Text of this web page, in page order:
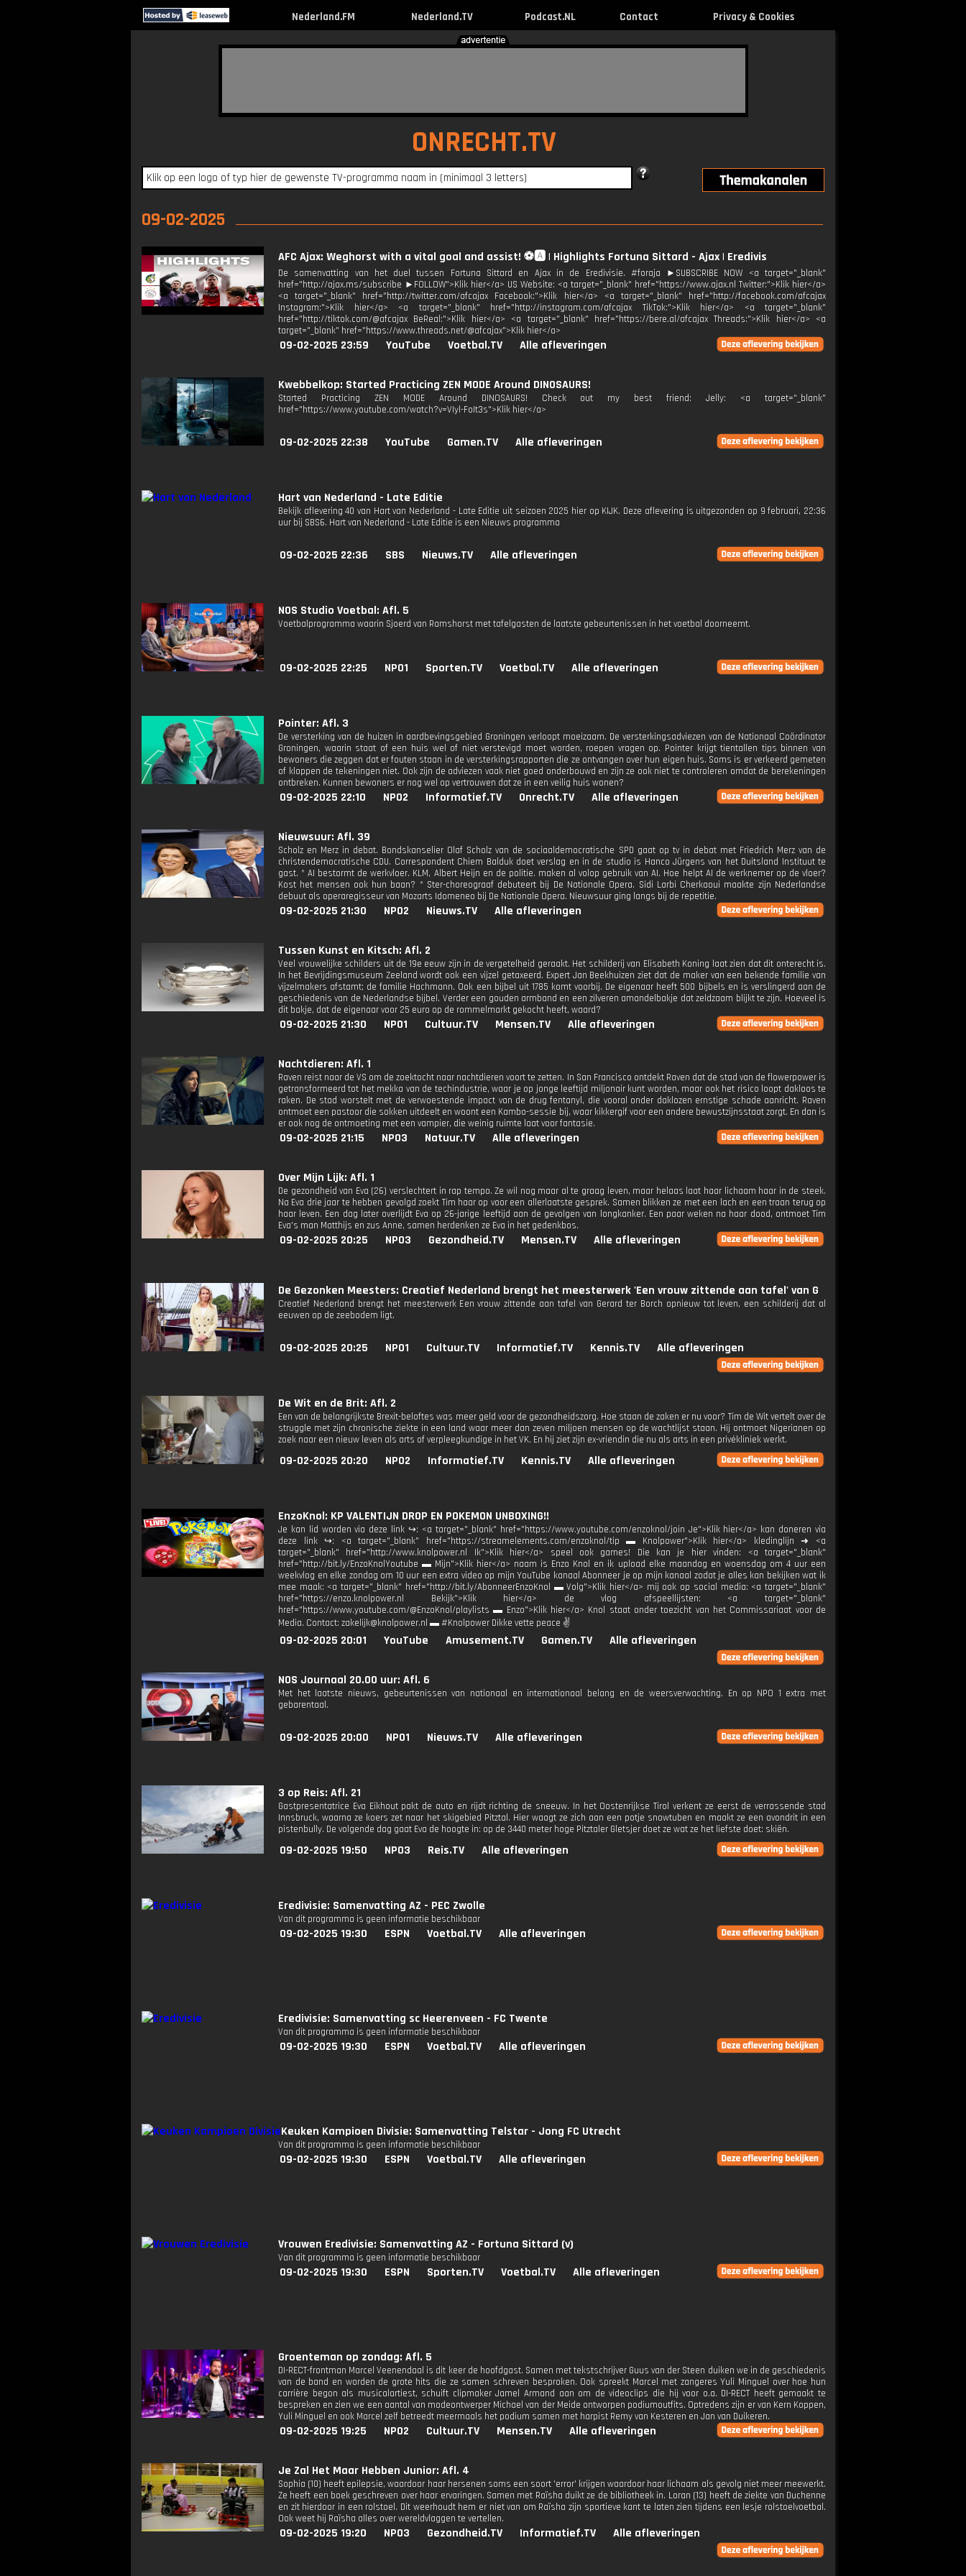
Nederland.FM Nederland.TV Podcast.NL Contact Privacy & Cookies
ONRECHT.TV
09-02-2025
AFC Ajax: Weghorst with a vital goal and assist! ⚽️🅰️ | Highlights Fortuna Sittard - Ajax | Eredivis
De samenvatting van het duel tussen Fortuna Sittard en Ajax in de Eredivisie. #foraja ►SUBSCRIBE NOW <a target="_blank"
href="http://ajax.ms/subscribe ►FOLLOW">Klik hier</a> US Website: <a target="_blank" href="https://www.ajax.nl Twitter:">Klik hier</a>
<a target="_blank" href="http://twitter.com/afcajax Facebook:">Klik hier</a> <a target="_blank" href="http://facebook.com/afcajax
Instagram:">Klik hier</a> <a target="_blank" href="http://instagram.com/afcajax TikTok:">Klik hier</a> <a target="_blank"
href="http://tiktok.com/@afcajax BeReal:">Klik hier</a> <a target="_blank" href="https://bere.al/afcajax Threads:">Klik hier</a> <a
target="_blank" href="https://www.threads.net/@afcajax">Klik hier</a>
09-02-2025 23:59 YouTube Voetbal.TV Alle afleveringen
Kwebbelkop: Started Practicing ZEN MODE Around DINOSAURS!
Started Practicing ZEN MODE Around DINOSAURS! Check out my best friend: Jelly: <a target="_blank"
href="https://www.youtube.com/watch?v=VIyl-FoIt3s">Klik hier</a>
09-02-2025 22:38 YouTube Gamen.TV Alle afleveringen
Hart van Nederland - Late Editie
Bekijk aflevering 40 van Hart van Nederland - Late Editie uit seizoen 2025 hier op KIJK. Deze aflevering is uitgezonden op 9 februari, 22:36
uur bij SBS6. Hart van Nederland - Late Editie is een Nieuws programma
09-02-2025 22:36 SBS Nieuws.TV Alle afleveringen
NOS Studio Voetbal: Afl. 5
Voetbalprogramma waarin Sjoerd van Ramshorst met tafelgasten de laatste gebeurtenissen in het voetbal doorneemt.
09-02-2025 22:25 NPO1 Sporten.TV Voetbal.TV Alle afleveringen
Pointer: Afl. 3
De versterking van de huizen in aardbevingsgebied Groningen verloopt moeizaam. De versterkingsadviezen van de Nationaal Coördinator
Groningen, waarin staat of een huis wel of niet verstevigd moet worden, roepen vragen op. Pointer krijgt tientallen tips binnen van
bewoners die zeggen dat er fouten staan in de versterkingsrapporten die ze ontvangen over hun eigen huis. Soms is er verkeerd gemeten
of kloppen de tekeningen niet. Ook zijn de adviezen vaak niet goed onderbouwd en zijn ze ook niet te controleren omdat de berekeningen
ontbreken. Kunnen bewoners er nog wel op vertrouwen dat ze in een veilig huis wonen?
09-02-2025 22:10 NPO2 Informatief.TV Onrecht.TV Alle afleveringen
Nieuwsuur: Afl. 39
Scholz en Merz in debat. Bondskanselier Olaf Scholz van de sociaaldemocratische SPD gaat op tv in debat met Friedrich Merz van de
christendemocratische CDU. Correspondent Chiem Balduk doet verslag en in de studio is Hanco Jürgens van het Duitsland Instituut te
gast. * AI bestormt de werkvloer. KLM, Albert Heijn en de politie. maken al volop gebruik van AI. Hoe helpt AI de werknemer op de vloer?
Kost het mensen ook hun baan? * Ster-choreograaf debuteert bij De Nationale Opera. Sidi Larbi Cherkaoui maakte zijn Nederlandse
debuut als operaregisseur van Mozarts Idomeneo bij De Nationale Opera. Nieuwsuur ging langs bij de repetitie.
09-02-2025 21:30 NPO2 Nieuws.TV Alle afleveringen
Tussen Kunst en Kitsch: Afl. 2
Veel vrouwelijke schilders uit de 19e eeuw zijn in de vergetelheid geraakt. Het schilderij van Elisabeth Koning laat zien dat dit onterecht is.
In het Bevrijdingsmuseum Zeeland wordt ook een vijzel getaxeerd. Expert Jan Beekhuizen ziet dat de maker van een bekende familie van
vijzelmakers afstamt; de familie Hachmann. Ook een bijbel uit 1785 komt voorbij. De eigenaar heeft 500 bijbels en is verslingerd aan de
geschiedenis van de Nederlandse bijbel. Verder een gouden armband en een zilveren amandelbakje dat zeldzaam blijkt te zijn. Hoeveel is
dit bakje, dat de eigenaar voor 25 euro op de rommelmarkt gekocht heeft, waard?
09-02-2025 21:30 NPO1 Cultuur.TV Mensen.TV Alle afleveringen
Nachtdieren: Afl. 1
Raven reist naar de VS om de zoektocht naar nachtdieren voort te zetten. In San Francisco ontdekt Raven dat de stad van de flowerpower is
getransformeerd tot het mekka van de techindustrie, waar je op jonge leeftijd miljonair kunt worden, maar ook het risico loopt dakloos te
raken. De stad worstelt met de verwoestende impact van de drug fentanyl, die vooral onder daklozen ernstige schade aanricht. Raven
ontmoet een pastoor die sokken uitdeelt en woont een Kambo-sessie bij, waar kikkergif voor een andere bewustzijnsstaat zorgt. En dan is
er ook nog de ontmoeting met een vampier, die weinig ruimte laat voor fantasie.
09-02-2025 21:15 NPO3 Natuur.TV Alle afleveringen
Over Mijn Lijk: Afl. 1
De gezondheid van Eva (26) verslechtert in rap tempo. Ze wil nog maar al te graag leven, maar helaas laat haar lichaam haar in de steek.
Na Eva drie jaar te hebben gevolgd zoekt Tim haar op voor een allerlaatste gesprek. Samen blikken ze met een lach en een traan terug op
haar leven. Een dag later overlijdt Eva op 26-jarige leeftijd aan de gevolgen van longkanker. Een paar weken na haar dood, ontmoet Tim
Eva's man Matthijs en zus Anne, samen herdenken ze Eva in het gedenkbos.
09-02-2025 20:25 NPO3 Gezondheid.TV Mensen.TV Alle afleveringen
De Gezonken Meesters: Creatief Nederland brengt het meesterwerk 'Een vrouw zittende aan tafel' van G
Creatief Nederland brengt het meesterwerk Een vrouw zittende aan tafel van Gerard ter Borch opnieuw tot leven, een schilderij dat al
eeuwen op de zeebodem ligt.
09-02-2025 20:25 NPO1 Cultuur.TV Informatief.TV Kennis.TV Alle afleveringen
De Wit en de Brit: Afl. 2
Een van de belangrijkste Brexit-beloftes was meer geld voor de gezondheidszorg. Hoe staan de zaken er nu voor? Tim de Wit vertelt over de
struggle met zijn chronische ziekte in een land waar meer dan zeven miljoen mensen op de wachtlijst staan. Hij ontmoet Nigerianen op
zoek naar een nieuw leven als arts of verpleegkundige in het VK. En hij ziet zijn ex-vriendin die nu als arts in een privékliniek werkt.
09-02-2025 20:20 NPO2 Informatief.TV Kennis.TV Alle afleveringen
EnzoKnol: KP VALENTIJN DROP EN POKEMON UNBOXING!!
Je kan lid worden via deze link ↪: <a target="_blank" href="https://www.youtube.com/enzoknol/join Je">Klik hier</a> kan doneren via
deze link ↪: <a target="_blank" href="https://streamelements.com/enzoknol/tip ▬ Knolpower">Klik hier</a> kledinglijn ➜ <a
target="_blank" href="http://www.knolpower.nl Ik">Klik hier</a> speel ook games! Die kan je hier vinden: <a target="_blank"
href="http://bit.ly/EnzoKnolYoutube ▬ Mijn">Klik hier</a> naam is Enzo Knol en ik upload elke maandag en woensdag om 4 uur een
weekvlog en elke zondag om 10 uur een extra video op mijn YouTube kanaal Abonneer je op mijn kanaal zodat je alles kan bekijken wat ik
mee maak: <a target="_blank" href="http://bit.ly/AbonneerEnzoKnol ▬ Volg">Klik hier</a> mij ook op social media: <a target="_blank"
href="https://enzo.knolpower.nl Bekijk">Klik hier</a> de vlog afspeellijsten: <a target="_blank"
href="https://www.youtube.com/@EnzoKnol/playlists ▬ Enzo">Klik hier</a> Knol staat onder toezicht van het Commissariaat voor de
Media. Contact: zakelijk@knolpower.nl ▬ #Knolpower Dikke vette peace ✌
09-02-2025 20:01 YouTube Amusement.TV Gamen.TV Alle afleveringen
NOS Journaal 20.00 uur: Afl. 6
Met het laatste nieuws, gebeurtenissen van nationaal en internationaal belang en de weersverwachting. En op NPO 1 extra met
gebarentaal.
09-02-2025 20:00 NPO1 Nieuws.TV Alle afleveringen
3 op Reis: Afl. 21
Gastpresentatrice Eva Eikhout pakt de auto en rijdt richting de sneeuw. In het Oostenrijkse Tirol verkent ze eerst de verrassende stad
Innsbruck, waarna ze koers zet naar het skigebied Pitztal. Hier waagt ze zich aan een potje snowtuben en maakt ze een avondrit in een
pistenbully. De volgende dag gaat Eva de hoogte in: op de 3440 meter hoge Pitztaler Gletsjer doet ze wat ze het liefste doet: skiën.
09-02-2025 19:50 NPO3 Reis.TV Alle afleveringen
Eredivisie: Samenvatting AZ - PEC Zwolle
Van dit programma is geen informatie beschikbaar
09-02-2025 19:30 ESPN Voetbal.TV Alle afleveringen
Eredivisie: Samenvatting sc Heerenveen - FC Twente
Van dit programma is geen informatie beschikbaar
09-02-2025 19:30 ESPN Voetbal.TV Alle afleveringen
Keuken Kampioen Divisie: Samenvatting Telstar - Jong FC Utrecht
Van dit programma is geen informatie beschikbaar
09-02-2025 19:30 ESPN Voetbal.TV Alle afleveringen
Vrouwen Eredivisie: Samenvatting AZ - Fortuna Sittard (v)
Van dit programma is geen informatie beschikbaar
09-02-2025 19:30 ESPN Sporten.TV Voetbal.TV Alle afleveringen
Groenteman op zondag: Afl. 5
DI-RECT-frontman Marcel Veenendaal is dit keer de hoofdgast. Samen met tekstschrijver Guus van der Steen duiken we in de geschiedenis
van de band en worden de grote hits die ze samen schreven besproken. Ook spreekt Marcel met zangeres Yuli Minguel over hoe hun
carrière begon als musicalartiest, schuift clipmaker Jamel Armand aan om de videoclips die hij voor o.a. DI-RECT heeft gemaakt te
bespreken en zien we een aantal van modeontwerper Michael van der Meide ontworpen podiumoutfits. Optredens zijn er van Kern Koppen,
Yuli Minguel en ook Marcel zelf betreedt meermaals het podium samen met harpist Remy van Kesteren en Jan van Duikeren.
09-02-2025 19:25 NPO2 Cultuur.TV Mensen.TV Alle afleveringen
Je Zal Het Maar Hebben Junior: Afl. 4
Sophia (10) heeft epilepsie, waardoor haar hersenen soms een soort 'error' krijgen waardoor haar lichaam als gevolg niet meer meewerkt.
Ze heeft een boek geschreven over haar ervaringen. Samen met Raïsha duikt ze de bibliotheek in. Loran (13) heeft de ziekte van Duchenne
en zit hierdoor in een rolstoel. Dit weerhoudt hem er niet van om Raïsha zijn sportieve kant te laten zien tijdens een lesje rolstoelvoetbal.
Ook weet hij Raïsha alles over wereldvlaggen te vertellen.
09-02-2025 19:20 NPO3 Gezondheid.TV Informatief.TV Alle afleveringen